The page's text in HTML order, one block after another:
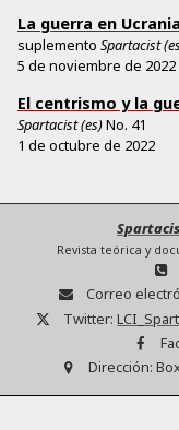
La guerra en
suplemento Spartacist
5 de noviembre de 2022
El centrismo y la
Spartacist (es)No. 41
1 de octubre de 2022
Revista teórica y
Correo
Twitter:
Dirección: